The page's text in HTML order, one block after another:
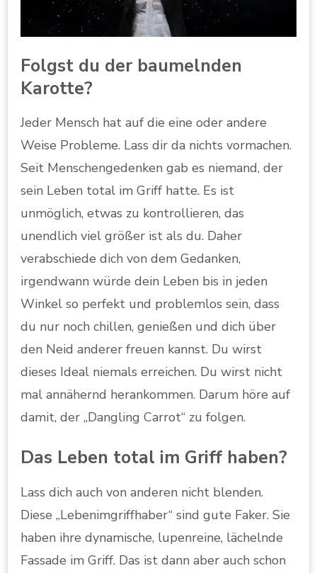
Folgst du der baumelnden
Karotte?
Jeder Mensch hat auf die eine oder andere
Weise Probleme. Lass dir da nichts vormachen.
Seit Menschengedenken gab es niemand, der
sein Leben total im Griff hatte. Es ist
unmöglich, etwas zu kontrollieren, das
unendlich viel größer ist als du. Daher
verabschiede dich von dem Gedanken,
irgendwann würde dein Leben bis in jeden
Winkel so perfekt und problemlos sein, dass
du nur noch chillen, genießen und dich über
den Neid anderer freuen kannst. Du wirst
dieses Ideal niemals erreichen. Du wirst nicht
mal annähernd herankommen. Darum höre auf
damit, der „Dangling Carrot“ zu folgen.
Das Leben total im Griff haben?
Lass dich auch von anderen nicht blenden.
Diese „Lebenimgriffhaber“ sind gute Faker. Sie
haben ihre dynamische, lupenreine, lächelnde
Fassade im Griff. Das ist dann aber auch schon